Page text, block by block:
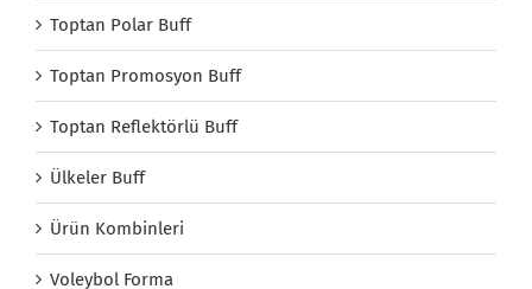
Toptan Polar Buff
Toptan Promosyon Buff
Toptan Reflektörlü Buff
Ülkeler Buff
Ürün Kombinleri
Voleybol Forma